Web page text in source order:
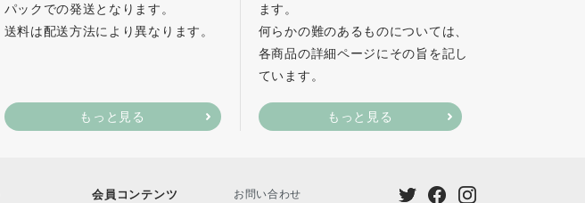
パックでの発送となります。
送料は配送方法により異なります。
もっと見る
ます。
何らかの難のあるものについては、
各商品の詳細ページにその旨を記し
ています。
もっと見る
会員コンテンツ
お問い合わせ